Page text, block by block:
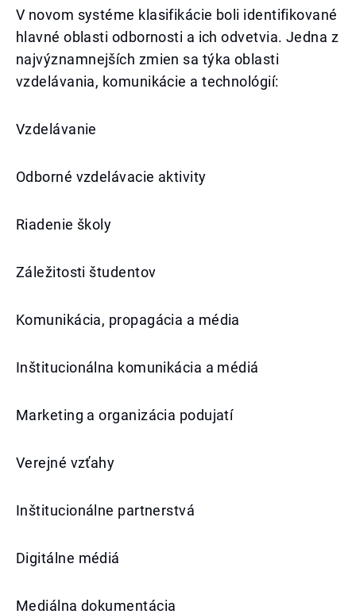
V novom systéme klasifikácie boli identifikované
hlavné oblasti odbornosti a ich odvetvia. Jedna z
najvýznamnejších zmien sa týka oblasti
vzdelávania, komunikácie a technológií:
Vzdelávanie
Odborné vzdelávacie aktivity
Riadenie školy
Záležitosti študentov
Komunikácia, propagácia a média
Inštitucionálna komunikácia a médiá
Marketing a organizácia podujatí
Verejné vzťahy
Inštitucionálne partnerstvá
Digitálne médiá
Mediálna dokumentácia